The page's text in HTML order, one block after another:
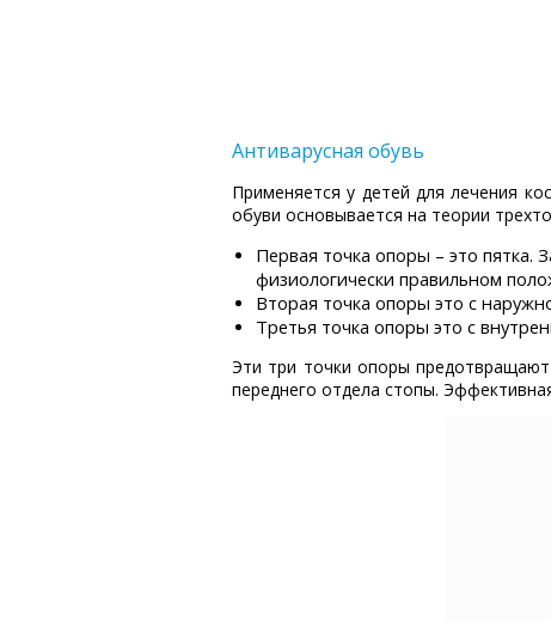
Антиварусная обувь
Применяется у детей для лечения
обуви основывается на теории
Первая точка опоры – это пятка.
физиологически правильном
Вторая точка опоры это с
Третья точка опоры это с
Эти три точки опоры предотвращают
переднего отдела стопы.